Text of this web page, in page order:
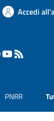
Accedi
PNRR